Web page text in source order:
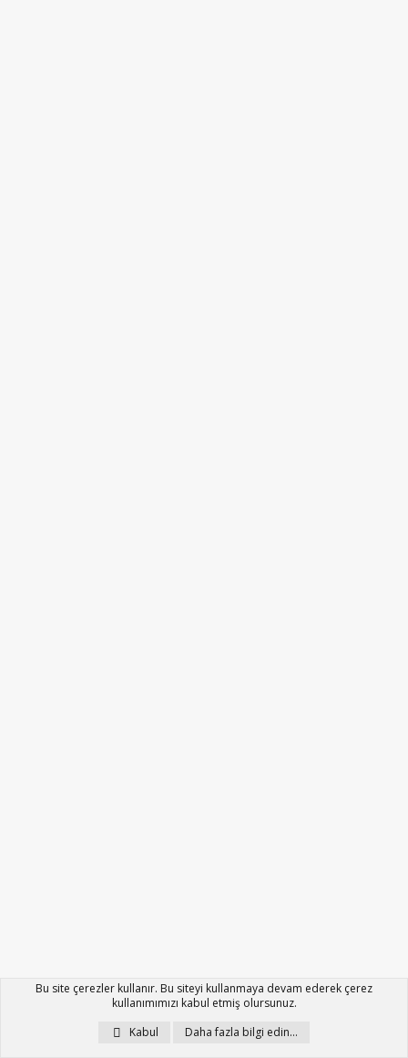
Bu site çerezler kullanır. Bu siteyi kullanmaya devam ederek çerez
kullanımımızı kabul etmiş olursunuz.
Kabul
Daha fazla bilgi edin…